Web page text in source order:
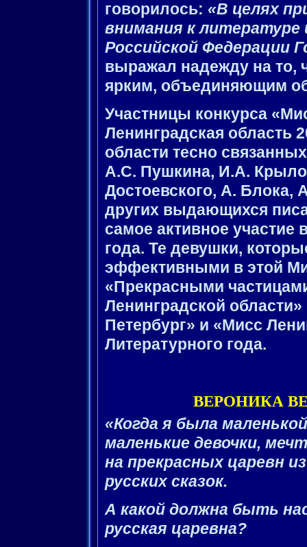
говорилось: «В целях
внимания к
Российской Федерации
выражал надежду на то,
ярким, объединяющим
Участницы конкурса
Ленинградская область
области тесно
А.С. Пушкина, И.А.
Достоевского, А. Блока,
других выдающихся
самое активное участие
года. Те девушки,
эффективными в этой
«Прекрасными
Ленинградской
Петербург» и «Мисс
Литературного года.
ВЕРОНИКА
«Когда я была
маленькие девочки,
на прекрасных царевн
русских сказок.
А какой должна быть
русская царевна?